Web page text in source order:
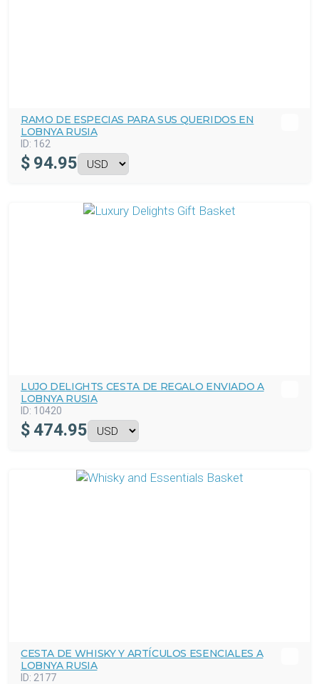
RAMO DE ESPECIAS PARA SUS QUERIDOS EN
LOBNYA RUSIA
ID: 162
$ 94.95
LUJO DELIGHTS CESTA DE REGALO ENVIADO A
LOBNYA RUSIA
ID: 10420
$ 474.95
CESTA DE WHISKY Y ARTÍCULOS ESENCIALES A
LOBNYA RUSIA
ID: 2177